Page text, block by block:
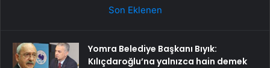
Son Eklenen
Yomra Belediye Başkanı Bıyık:
Kılıçdaroğlu’na yalnızca hain demek